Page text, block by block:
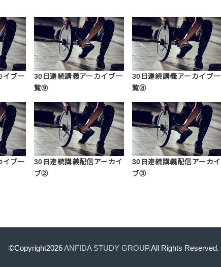
イブ一
30日連続講義アーカイブ一
覧⑨
30日連続講義アーカイブ一
覧⑧
イブ一
30日連続講義配信アーカイ
ブ②
30日連続講義配信アーカイ
ブ③
©Copyright2026ANFIDA STUDY GROUP.All Rights Reserved.